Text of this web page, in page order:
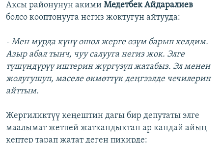
Аксы районунун акими Медетбек Айдаралиев
болсо кооптонууга негиз жоктугун айтууда:
- Мен мурда күнү ошол жерге өзүм барып келдим.
Азыр абал тынч, чуу салууга негиз жок. Элге
түшүндүрүү иштерин жүргүзүп жатабыз. Эл менен
жолугушуп, маселе өкмөттүк деңгээлде чечилерин
айттым.
Жергиликтүү кеңештин дагы бир депутаты элге
маалымат жетпей жаткандыктан ар кандай айың
кептер тарап жатат деген пикирде: